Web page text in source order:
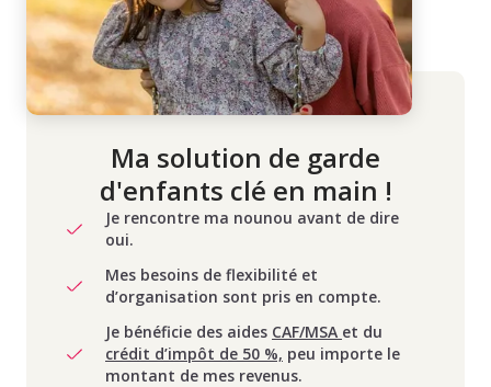
Ma solution de garde
d'enfants clé en main !
Je rencontre ma nounou avant de dire
oui.
Mes besoins de flexibilité et
d’organisation sont pris en compte.
Je bénéficie des aides CAF/MSA et du
crédit d’impôt de 50 %, peu importe le
montant de mes revenus.